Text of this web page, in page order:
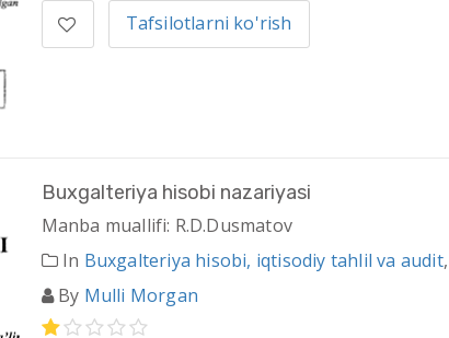
Tafsilotlarni ko'rish
Buxgalteriya hisobi nazariyasi
Manba muallifi: R.D.Dusmatov
In Buxgalteriya hisobi, iqtisodiy tahlil va audit,
By Mulli Morgan